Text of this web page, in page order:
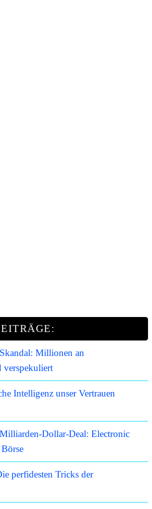
Millionen an
verspekuliert
Intelligenz unser Vertrauen
Dollar-Deal: Electronic
perfidesten Tricks der